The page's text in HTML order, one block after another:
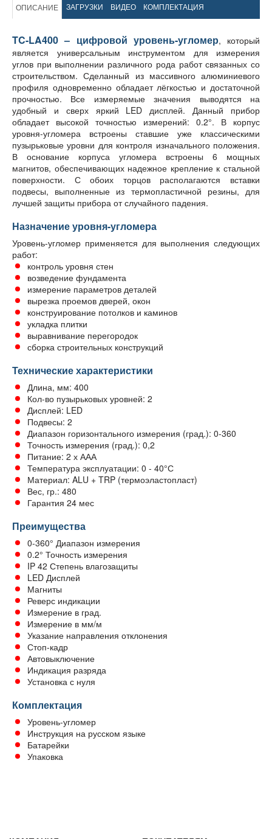
ОПИСАНИЕ ЗАГРУЗКИ ВИДЕО КОМПЛЕКТАЦИЯ
TC-LA400 – цифровой уровень-угломер, который
является универсальным инструментом для измерения
углов при выполнении различного рода работ связанных со
строительством. Сделанный из массивного алюминиевого
профиля одновременно обладает лёгкостью и достаточной
прочностью. Все измеряемые значения выводятся на
удобный и сверх яркий LED дисплей. Данный прибор
обладает высокой точностью измерений: 0.2°. В корпус
уровня-угломера встроены ставшие уже классическими
пузырьковые уровни для контроля изначального положения.
В основание корпуса угломера встроены 6 мощных
магнитов, обеспечивающих надежное крепление к стальной
поверхности. С обоих торцов располагаются вставки
подвесы, выполненные из термопластичной резины, для
лучшей защиты прибора от случайного падения.
Назначение уровня-угломера
Уровень-угломер применяется для выполнения следующих
работ:
контроль уровня стен
возведение фундамента
измерение параметров деталей
вырезка проемов дверей, окон
конструирование потолков и каминов
укладка плитки
выравнивание перегородок
сборка строительных конструкций
Технические характеристики
Длина, мм: 400
Кол-во пузырьковых уровней: 2
Дисплей: LED
Подвесы: 2
Диапазон горизонтального измерения (град.): 0-360
Точность измерения (град.): 0,2
Питание: 2 х ААА
Температура эксплуатации: 0 - 40°С
Материал: ALU + TRP (термоэластопласт)
Вес, гр.: 480
Гарантия 24 мес
Преимущества
0-360° Диапазон измерения
0.2° Точность измерения
IP 42 Степень влагозащиты
LED Дисплей
Магниты
Реверс индикации
Измерение в град.
Измерение в мм/м
Указание направления отклонения
Стоп-кадр
Автовыключение
Индикация разряда
Установка с нуля
Комплектация
Уровень-угломер
Инструкция на русском языке
Батарейки
Упаковка